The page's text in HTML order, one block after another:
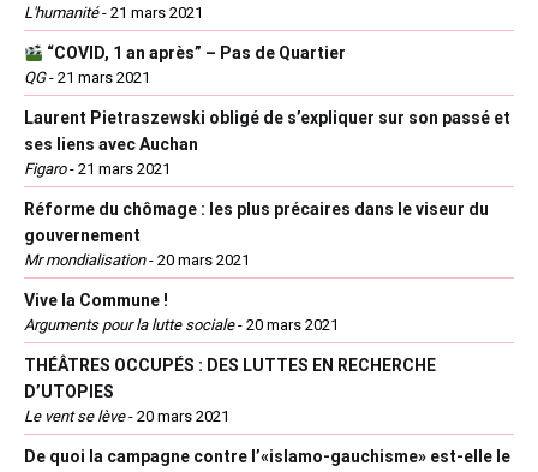
L'humanité- 21 mars 2021
“COVID, 1 an après” – Pas de Quartier
QG- 21 mars 2021
Laurent Pietraszewski obligé de s’expliquer sur son passé et
ses liens avec Auchan
Figaro- 21 mars 2021
Réforme du chômage : les plus précaires dans le viseur du
gouvernement
Mr mondialisation- 20 mars 2021
Vive la Commune !
Arguments pour la lutte sociale- 20 mars 2021
THÉÂTRES OCCUPÉS : DES LUTTES EN RECHERCHE
D’UTOPIES
Le vent se lève- 20 mars 2021
De quoi la campagne contre l’«islamo-gauchisme» est-elle le